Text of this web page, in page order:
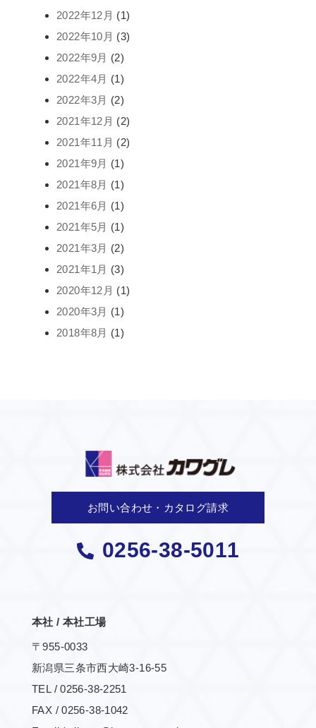
2022年12月 (1)
2022年10月 (3)
2022年9月 (2)
2022年4月 (1)
2022年3月 (2)
2021年12月 (2)
2021年11月 (2)
2021年9月 (1)
2021年8月 (1)
2021年6月 (1)
2021年5月 (1)
2021年3月 (2)
2021年1月 (3)
2020年12月 (1)
2020年3月 (1)
2018年8月 (1)
お問い合わせ・カタログ請求
0256-38-5011
本社 / 本社工場
〒955-0033
新潟県三条市西大崎3-16-55
TEL / 0256-38-2251
FAX / 0256-38-1042